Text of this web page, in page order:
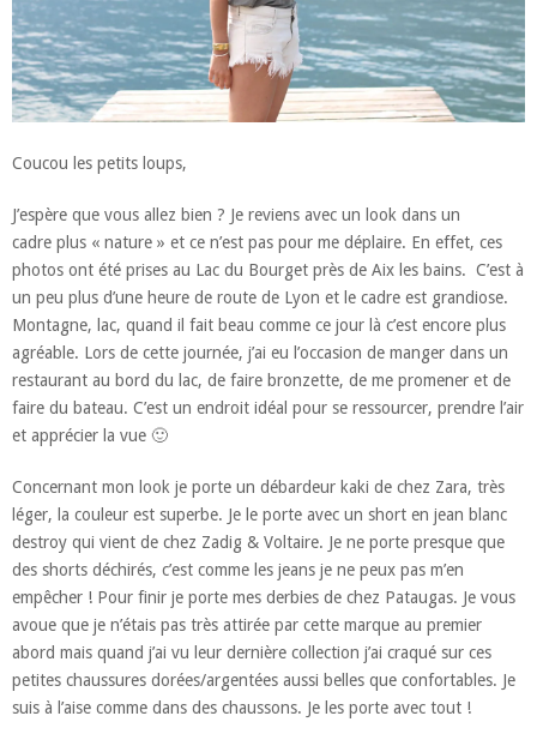
Coucou les petits loups,
J’espère que vous allez bien ? Je reviens avec un look dans un
cadre plus « nature » et ce n’est pas pour me déplaire. En effet, ces
photos ont été prises au Lac du Bourget près de Aix les bains. C’est à
un peu plus d’une heure de route de Lyon et le cadre est grandiose.
Montagne, lac, quand il fait beau comme ce jour là c’est encore plus
agréable. Lors de cette journée, j’ai eu l’occasion de manger dans un
restaurant au bord du lac, de faire bronzette, de me promener et de
faire du bateau. C’est un endroit idéal pour se ressourcer, prendre l’air
et apprécier la vue 🙂
Concernant mon look je porte un débardeur kaki de chez Zara, très
léger, la couleur est superbe. Je le porte avec un short en jean blanc
destroy qui vient de chez Zadig & Voltaire. Je ne porte presque que
des shorts déchirés, c’est comme les jeans je ne peux pas m’en
empêcher ! Pour finir je porte mes derbies de chez Pataugas. Je vous
avoue que je n’étais pas très attirée par cette marque au premier
abord mais quand j’ai vu leur dernière collection j’ai craqué sur ces
petites chaussures dorées/argentées aussi belles que confortables. Je
suis à l’aise comme dans des chaussons. Je les porte avec tout !